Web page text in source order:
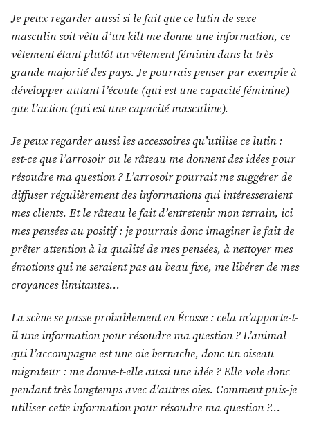
Je peux regarder aussi si le fait que ce lutin de sexe
masculin soit vêtu d’un kilt me donne une information, ce
vêtement étant plutôt un vêtement féminin dans la très
grande majorité des pays. Je pourrais penser par exemple à
développer autant l’écoute (qui est une capacité féminine)
que l’action (qui est une capacité masculine).
Je peux regarder aussi les accessoires qu’utilise ce lutin :
est-ce que l’arrosoir ou le râteau me donnent des idées pour
résoudre ma question ? L’arrosoir pourrait me suggérer de
diffuser régulièrement des informations qui intéresseraient
mes clients. Et le râteau le fait d’entretenir mon terrain, ici
mes pensées au positif : je pourrais donc imaginer le fait de
prêter attention à la qualité de mes pensées, à nettoyer mes
émotions qui ne seraient pas au beau fixe, me libérer de mes
croyances limitantes…
La scène se passe probablement en Écosse : cela m’apporte-t-
il une information pour résoudre ma question ? L’animal
qui l’accompagne est une oie bernache, donc un oiseau
migrateur : me donne-t-elle aussi une idée ? Elle vole donc
pendant très longtemps avec d’autres oies. Comment puis-je
utiliser cette information pour résoudre ma question ?…